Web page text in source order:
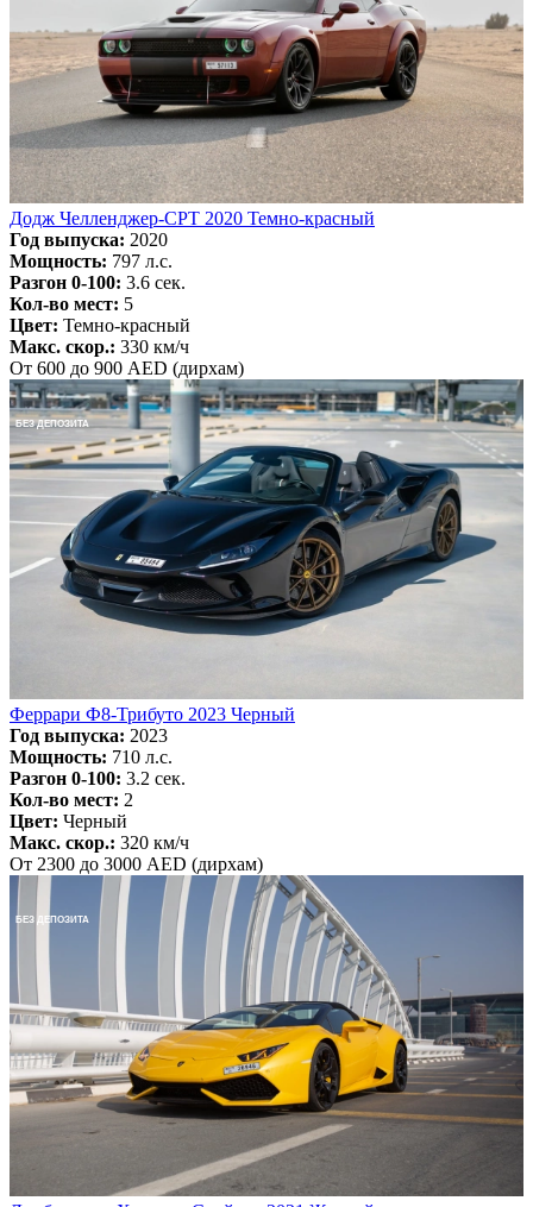
Додж Челленджер-СРТ 2020 Темно-красный
Год выпуска: 2020
Мощность: 797 л.с.
Разгон 0-100: 3.6 сек.
Кол-во мест: 5
Цвет: Темно-красный
Макс. скор.: 330 км/ч
От 600 до 900 AED (дирхам)
БЕЗ ДЕПОЗИТА
Феррари Ф8-Трибуто 2023 Черный
Год выпуска: 2023
Мощность: 710 л.с.
Разгон 0-100: 3.2 сек.
Кол-во мест: 2
Цвет: Черный
Макс. скор.: 320 км/ч
От 2300 до 3000 AED (дирхам)
БЕЗ ДЕПОЗИТА